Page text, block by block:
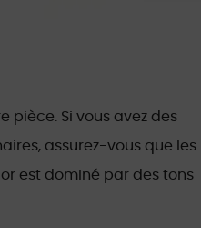
pièce. Si vous avez des
assurez-vous que les
est dominé par des tons